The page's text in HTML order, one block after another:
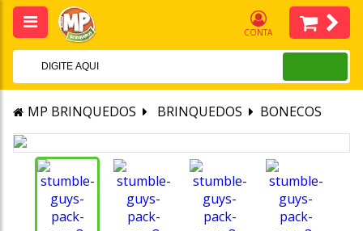
CONTA
MP BRINQUEDOS BRINQUEDOS BONECOS